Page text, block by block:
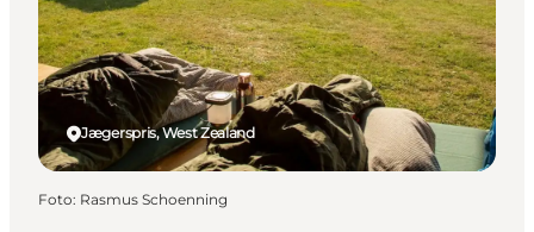
Jægerspris, West Zealand
Foto: Rasmus Schoenning